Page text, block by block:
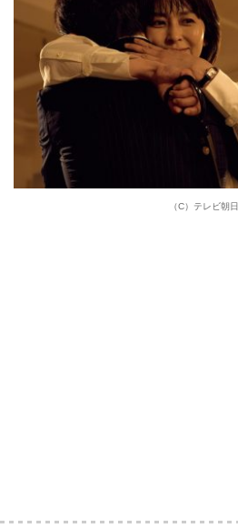
（C）テレビ朝日